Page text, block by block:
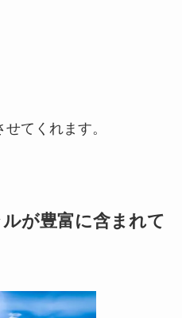
せてくれます。
が豊富に含まれて